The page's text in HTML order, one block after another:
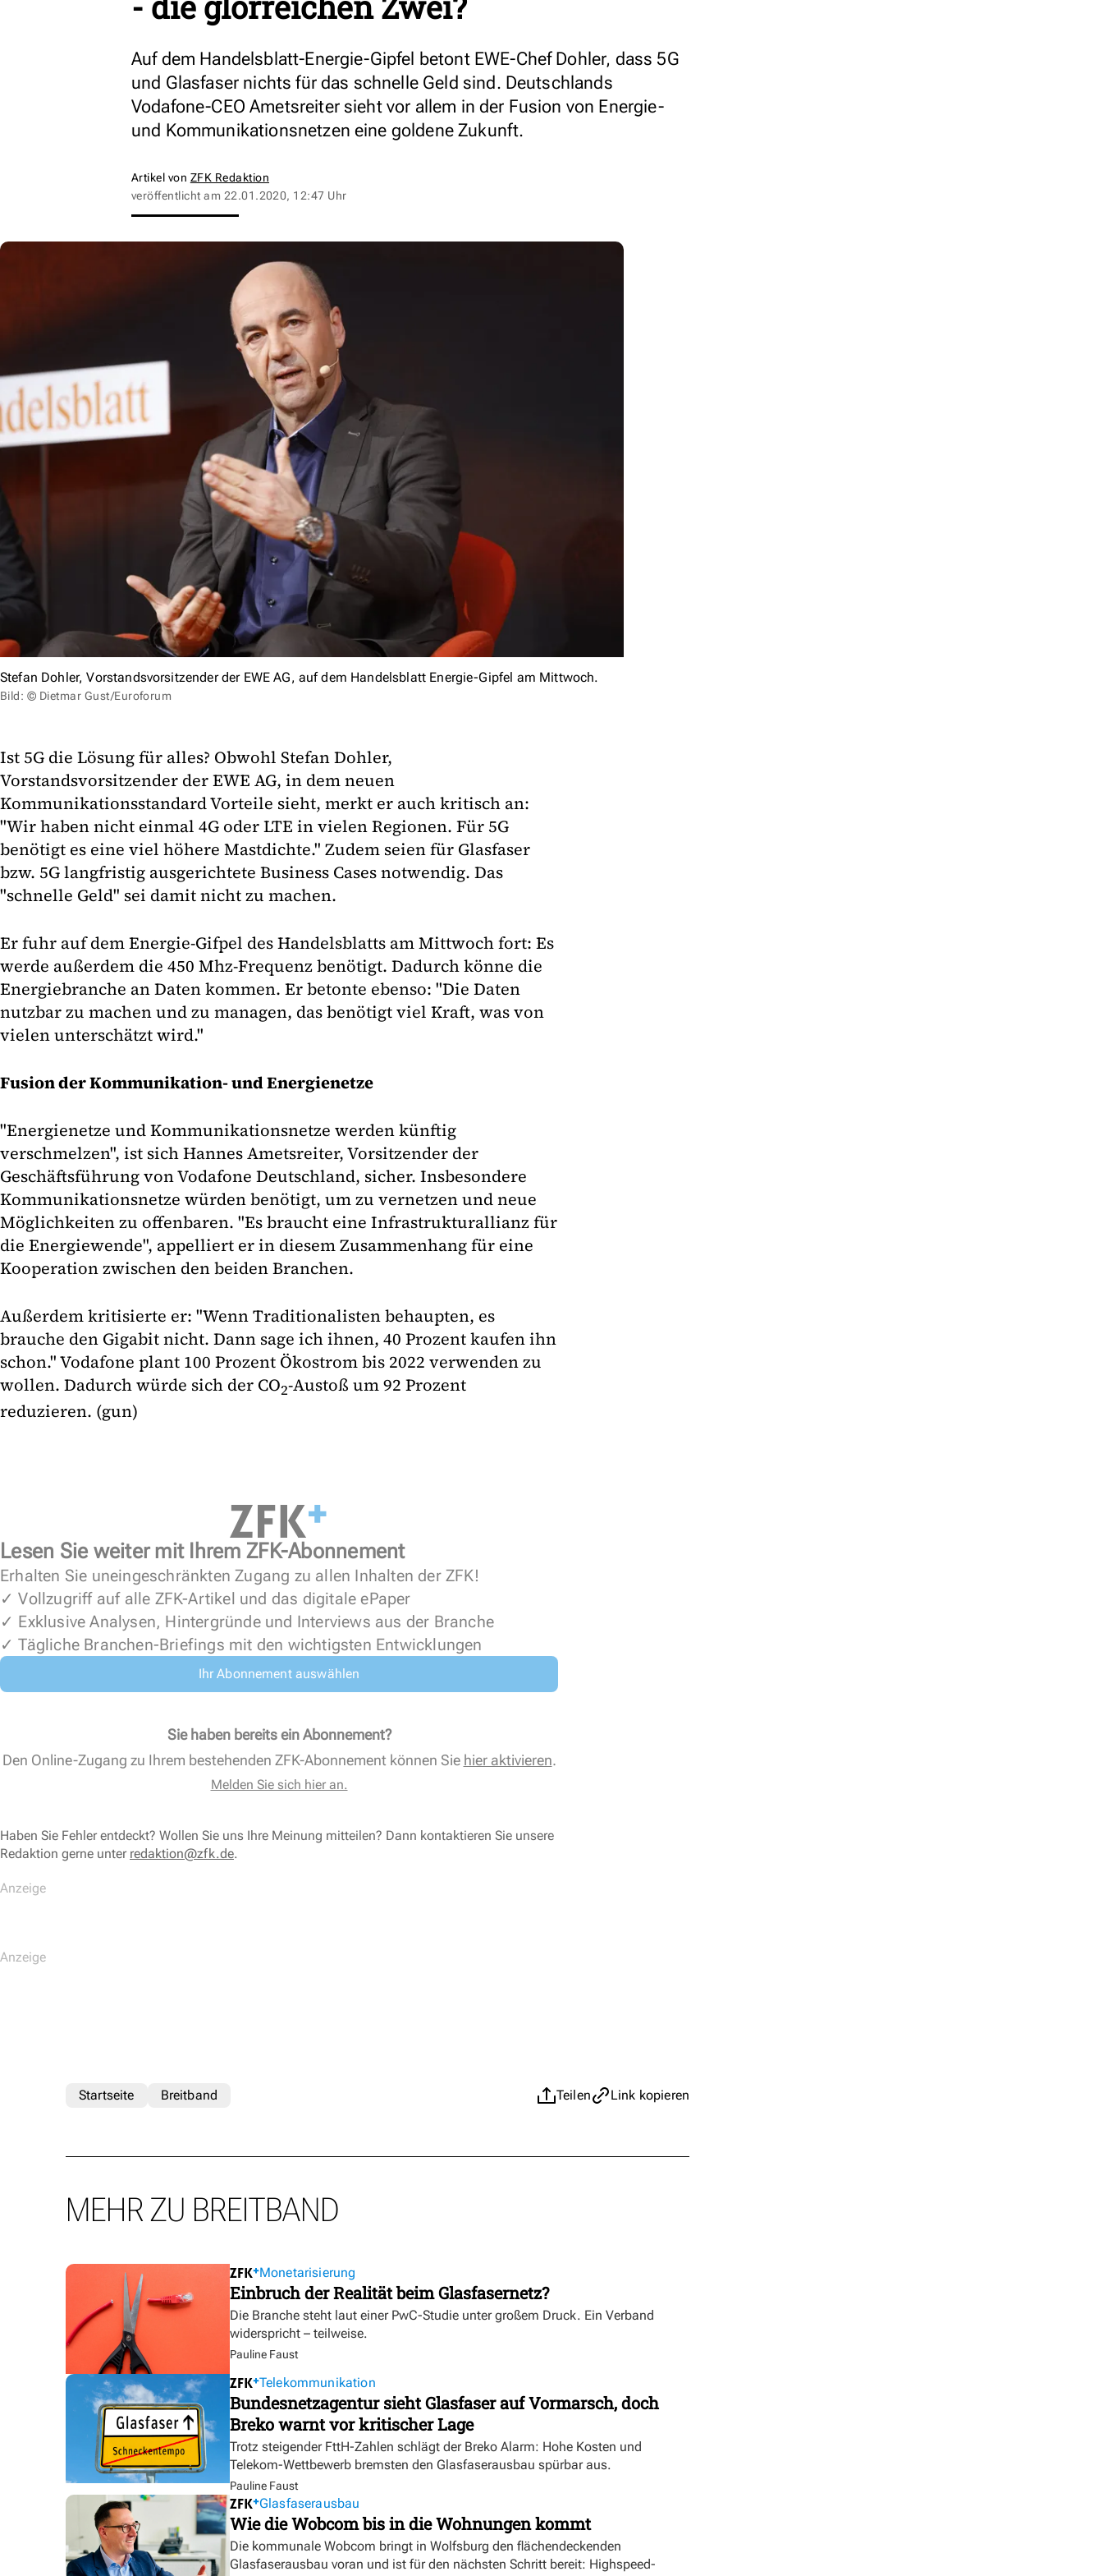
Auf dem Handelsblatt-Energie-Gipfel betont EWE-Chef Dohler, dass 5G
und Glasfaser nichts für das schnelle Geld sind. Deutschlands
Vodafone-CEO Ametsreiter sieht vor allem in der Fusion von Energie-
und Kommunikationsnetzen eine goldene Zukunft.
Artikel von ZFK Redaktion
veröffentlicht am 22.01.2020, 12:47 Uhr
Stefan Dohler, Vorstandsvorsitzender der EWE AG, auf dem Handelsblatt Energie-Gipfel am Mittwoch.
Bild: © Dietmar Gust/Euroforum
Ist 5G die Lösung für alles? Obwohl Stefan Dohler,
Vorstandsvorsitzender der EWE AG, in dem neuen
Kommunikationsstandard Vorteile sieht, merkt er auch kritisch an:
"Wir haben nicht einmal 4G oder LTE in vielen Regionen. Für 5G
benötigt es eine viel höhere Mastdichte." Zudem seien für Glasfaser
bzw. 5G langfristig ausgerichtete Business Cases notwendig. Das
"schnelle Geld" sei damit nicht zu machen.
Er fuhr auf dem Energie-Gifpel des Handelsblatts am Mittwoch fort: Es
werde außerdem die 450 Mhz-Frequenz benötigt. Dadurch könne die
Energiebranche an Daten kommen. Er betonte ebenso: "Die Daten
nutzbar zu machen und zu managen, das benötigt viel Kraft, was von
vielen unterschätzt wird."
Fusion der Kommunikation- und Energienetze
"Energienetze und Kommunikationsnetze werden künftig
verschmelzen", ist sich Hannes Ametsreiter, Vorsitzender der
Geschäftsführung von Vodafone Deutschland, sicher. Insbesondere
Kommunikationsnetze würden benötigt, um zu vernetzen und neue
Möglichkeiten zu offenbaren. "Es braucht eine Infrastrukturallianz für
die Energiewende", appelliert er in diesem Zusammenhang für eine
Kooperation zwischen den beiden Branchen.
Außerdem kritisierte er: "Wenn Traditionalisten behaupten, es
brauche den Gigabit nicht. Dann sage ich ihnen, 40 Prozent kaufen ihn
schon." Vodafone plant 100 Prozent Ökostrom bis 2022 verwenden zu
wollen. Dadurch würde sich der CO2-Austoß um 92 Prozent
reduzieren. (gun)
Lesen Sie weiter mit Ihrem ZFK-Abonnement
Erhalten Sie uneingeschränkten Zugang zu allen Inhalten der ZFK!
✓ Vollzugriff auf alle ZFK-Artikel und das digitale ePaper
✓ Exklusive Analysen, Hintergründe und Interviews aus der Branche
✓ Tägliche Branchen-Briefings mit den wichtigsten Entwicklungen
Ihr Abonnement auswählen
Sie haben bereits ein Abonnement?
Den Online-Zugang zu Ihrem bestehenden ZFK-Abonnement können Sie hier aktivieren.
Melden Sie sich hier an.
Haben Sie Fehler entdeckt? Wollen Sie uns Ihre Meinung mitteilen? Dann kontaktieren Sie unsere
Redaktion gerne unter redaktion@zfk.de.
Teilen Link kopieren
Startseite Breitband
MEHR ZU BREITBAND
Monetarisierung
Einbruch der Realität beim Glasfasernetz?
Die Branche steht laut einer PwC-Studie unter großem Druck. Ein Verband
widerspricht – teilweise.
Pauline Faust
Telekommunikation
Bundesnetzagentur sieht Glasfaser auf Vormarsch, doch
Breko warnt vor kritischer Lage
Trotz steigender FttH-Zahlen schlägt der Breko Alarm: Hohe Kosten und
Telekom-Wettbewerb bremsten den Glasfaserausbau spürbar aus.
Pauline Faust
Glasfaserausbau
Wie die Wobcom bis in die Wohnungen kommt
Die kommunale Wobcom bringt in Wolfsburg den flächendeckenden
Glasfaserausbau voran und ist für den nächsten Schritt bereit: Highspeed-